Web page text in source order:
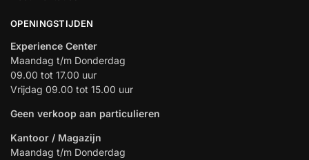
OPENINGSTIJDEN
Experience Center
Maandag t/m Donderdag
09.00 tot 17.00 uur
Vrijdag 09.00 tot 15.00 uur
Geen verkoop aan particulieren
Kantoor / Magazijn
Maandag t/m Donderdag